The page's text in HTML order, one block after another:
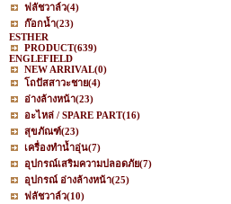
ฟลัชวาล์ว(4)
ก๊อกน้ำ(23)
ESTHER
PRODUCT(639)
ENGLEFIELD
NEW ARRIVAL(0)
โถปัสสาวะชาย(4)
อ่างล้างหน้า(23)
อะไหล่ / SPARE PART(16)
สุขภัณฑ์(23)
เครื่องทำน้ำอุ่น(7)
อุปกรณ์เสริมความปลอดภัย(7)
อุปกรณ์ อ่างล้างหน้า(25)
ฟลัชวาล์ว(10)